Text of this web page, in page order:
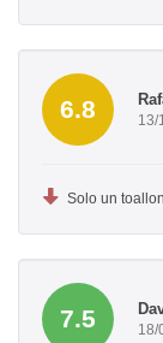
6.8 13/
Solo un
7.5 18/